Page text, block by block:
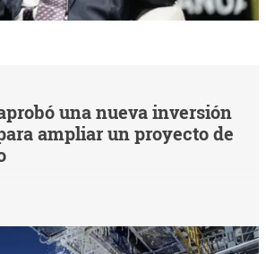
una nueva inversión
ampliar un proyecto de